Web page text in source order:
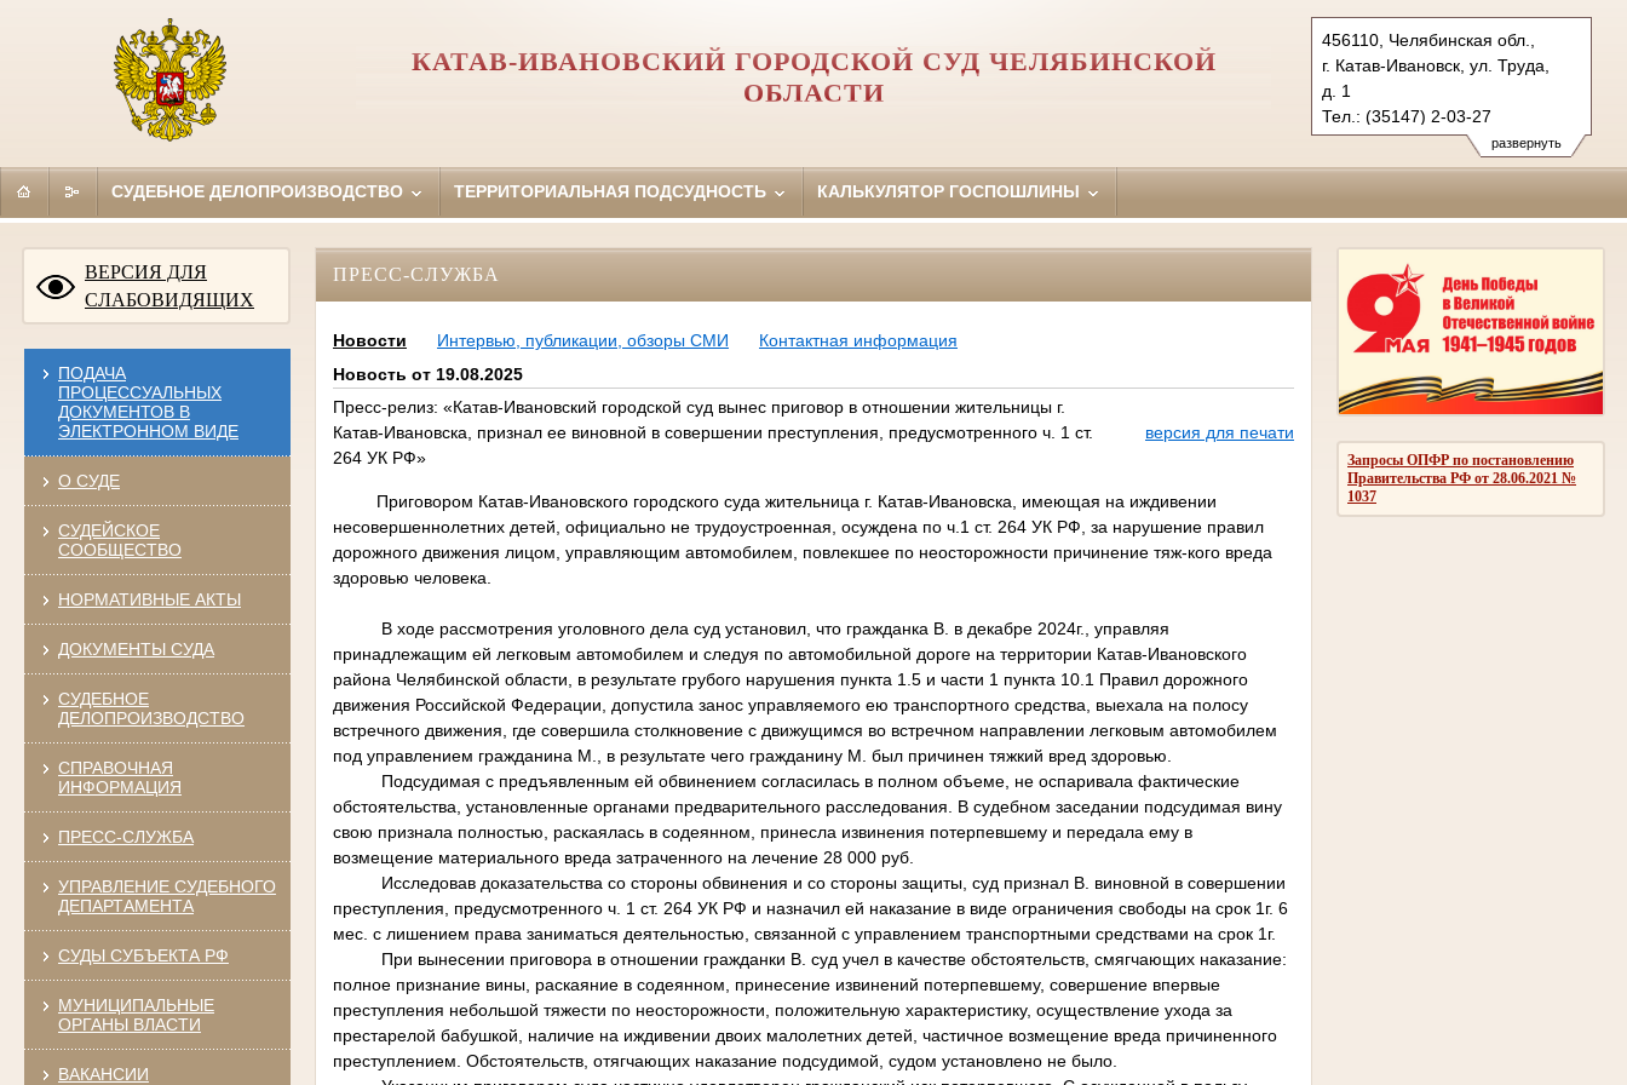
развернуть
456110, Челябинская обл.,
г. Катав-Ивановск, ул. Труда,
д. 1
Тел.: (35147) 2-03-27
kivan.chel@sudrf.ru
КАТАВ-ИВАНОВСКИЙ ГОРОДСКОЙ СУД ЧЕЛЯБИНСКОЙ
ОБЛАСТИ
СУДЕБНОЕ ДЕЛОПРОИЗВОДСТВО ТЕРРИТОРИАЛЬНАЯ ПОДСУДНОСТЬ КАЛЬКУЛЯТОР ГОСПОШЛИНЫ
ВЕРСИЯ ДЛЯ
СЛАБОВИДЯЩИХ
ПОДАЧА
ПРОЦЕССУАЛЬНЫХ
ДОКУМЕНТОВ В
ЭЛЕКТРОННОМ ВИДЕ
О СУДЕ
СУДЕЙСКОЕ
СООБЩЕСТВО
НОРМАТИВНЫЕ АКТЫ
ДОКУМЕНТЫ СУДА
СУДЕБНОЕ
ДЕЛОПРОИЗВОДСТВО
СПРАВОЧНАЯ
ИНФОРМАЦИЯ
ПРЕСС-СЛУЖБА
УПРАВЛЕНИЕ СУДЕБНОГО
ДЕПАРТАМЕНТА
СУДЫ СУБЪЕКТА РФ
МУНИЦИПАЛЬНЫЕ
ОРГАНЫ ВЛАСТИ
ВАКАНСИИ
Запросы ОПФР по постановлению
Правительства РФ от 28.06.2021 №
1037
ПРЕСС-СЛУЖБА
Новости Интервью, публикации, обзоры СМИ
Контактная информация
Новость от 19.08.2025
Пресс-релиз: «Катав-Ивановский городской суд вынес приговор в отношении жительницы г.
Катав-Ивановска, признал ее виновной в совершении преступления, предусмотренного ч. 1 ст.
264 УК РФ»
версия для печати
Приговором Катав-Ивановского городского суда жительница г. Катав-Ивановска, имеющая на иждивении
несовершеннолетних детей, официально не трудоустроенная, осуждена по ч.1 ст. 264 УК РФ, за нарушение правил
дорожного движения лицом, управляющим автомобилем, повлекшее по неосторожности причинение тяж-кого вреда
здоровью человека.
В ходе рассмотрения уголовного дела суд установил, что гражданка В. в декабре 2024г., управляя
принадлежащим ей легковым автомобилем и следуя по автомобильной дороге на территории Катав-Ивановского
района Челябинской области, в результате грубого нарушения пункта 1.5 и части 1 пункта 10.1 Правил дорожного
движения Российской Федерации, допустила занос управляемого ею транспортного средства, выехала на полосу
встречного движения, где совершила столкновение с движущимся во встречном направлении легковым автомобилем
под управлением гражданина М., в результате чего гражданину М. был причинен тяжкий вред здоровью.
Подсудимая с предъявленным ей обвинением согласилась в полном объеме, не оспаривала фактические
обстоятельства, установленные органами предварительного расследования. В судебном заседании подсудимая вину
свою признала полностью, раскаялась в содеянном, принесла извинения потерпевшему и передала ему в
возмещение материального вреда затраченного на лечение 28 000 руб.
Исследовав доказательства со стороны обвинения и со стороны защиты, суд признал В. виновной в совершении
преступления, предусмотренного ч. 1 ст. 264 УК РФ и назначил ей наказание в виде ограничения свободы на срок 1г. 6
мес. с лишением права заниматься деятельностью, связанной с управлением транспортными средствами на срок 1г.
При вынесении приговора в отношении гражданки В. суд учел в качестве обстоятельств, смягчающих наказание:
полное признание вины, раскаяние в содеянном, принесение извинений потерпевшему, совершение впервые
преступления небольшой тяжести по неосторожности, положительную характеристику, осуществление ухода за
престарелой бабушкой, наличие на иждивении двоих малолетних детей, частичное возмещение вреда причиненного
преступлением. Обстоятельств, отягчающих наказание подсудимой, судом установлено не было.